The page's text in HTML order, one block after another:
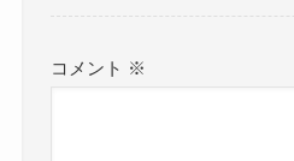
コメント ※